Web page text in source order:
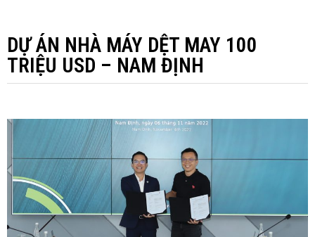
DỰ ÁN NHÀ MÁY DỆT MAY 100
TRIỆU USD – NAM ĐỊNH